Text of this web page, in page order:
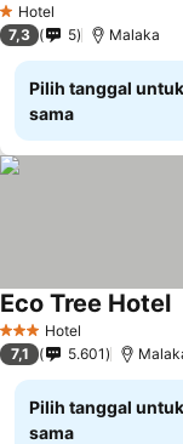
1 Bintang
Hotel
7,3 5 Malaka
Pilih tanggal
sama
3 BintangHotel
Eco Tree Hotel
7,1 5.601
Pilih tanggal
sama